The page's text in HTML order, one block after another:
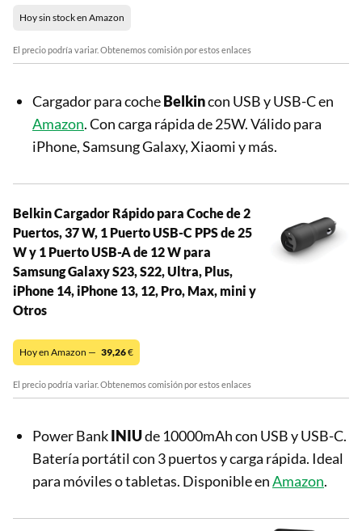
Hoy sin stock en Amazon
El precio podría variar. Obtenemos comisión por estos enlaces
Cargador para cocheBelkincon USB y USB-C en
Amazon. Con carga rápida de 25W. Válido para
iPhone, Samsung Galaxy, Xiaomi y más.
Belkin Cargador Rápido para Coche de 2
Puertos, 37 W, 1 Puerto USB-C PPS de 25
W y 1 Puerto USB-A de 12 W para
Samsung Galaxy S23, S22, Ultra, Plus,
iPhone 14, iPhone 13, 12, Pro, Max, mini y
Otros
Hoy en Amazon — 39,26€
El precio podría variar. Obtenemos comisión por estos enlaces
Power BankINIUde 10000mAh con USB y USB-C.
Batería portátil con 3 puertos y carga rápida. Ideal
para móviles o tabletas. Disponible enAmazon.